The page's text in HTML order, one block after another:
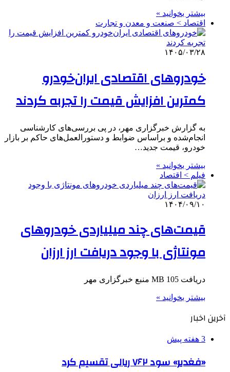
بیشتر بخوانید »
اقتصاد > صنعت و معدن و تجارت
۱۴۰۵/۰۳/۲۸
خودروهای اقتصادی ایران‌خودرو
کمترین افزایش قیمت را تجربه کردند
به گزارش خبرگزاری مهر، در پی بررسی‌های کارشناسی
انجام‌شده و براساس ضوابط و دستورالعمل‌های حاکم بر بازار
خودرو، قیمت جدید…
بیشتر بخوانید »
فیلم > اقتصاد
۱۴۰۴/۰۹/۱۰
قیمت‌های چند میلیاردی خودروهای
مونتاژی با وجود دریافت ارز ارزان
دریافت 105 MB منبع خبرگزاری مهر
بیشتر بخوانید »
آخرین اخبار
3 هفته پیش
«فغدیر» سود ۷۶۲ ریالی تقسیم کرد